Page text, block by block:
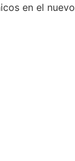
en el nuevo